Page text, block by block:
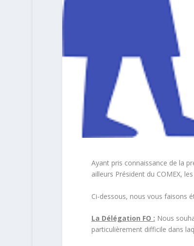
Ayant pris connaissance de la
ailleurs Président du COMEX,
Ci-dessous, nous vous faisons
La Délégation FO : Nous
particulièrement difficile dans